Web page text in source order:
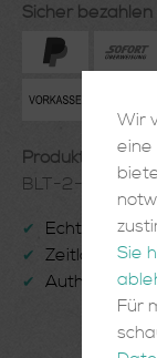
Sicher bezahlen
BLT-2-04-36
✔ Echte
✔ Zeitlose
✔ Authentisch
Wir
eine
Sie
Für